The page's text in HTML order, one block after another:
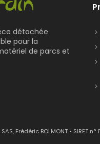
détachée
pour la
de parcs et
Frédéric BOLMONT • SIRET